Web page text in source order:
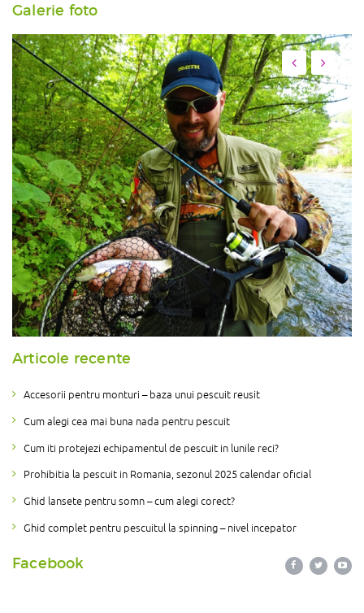
Galerie foto
Articole recente
Accesorii pentru monturi – baza unui pescuit reusit
Cum alegi cea mai buna nada pentru pescuit
Cum iti protejezi echipamentul de pescuit in lunile reci?
Prohibitia la pescuit in Romania, sezonul 2025 calendar oficial
Ghid lansete pentru somn – cum alegi corect?
Ghid complet pentru pescuitul la spinning – nivel incepator
Facebook